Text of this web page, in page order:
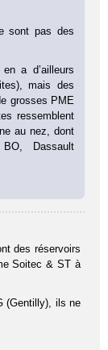
sont pas des
a d’ailleurs
mais des
grosses PME
ressemblent
au nez, dont
Dassault
des réservoirs
Soitec & ST à
(Gentilly), ils ne